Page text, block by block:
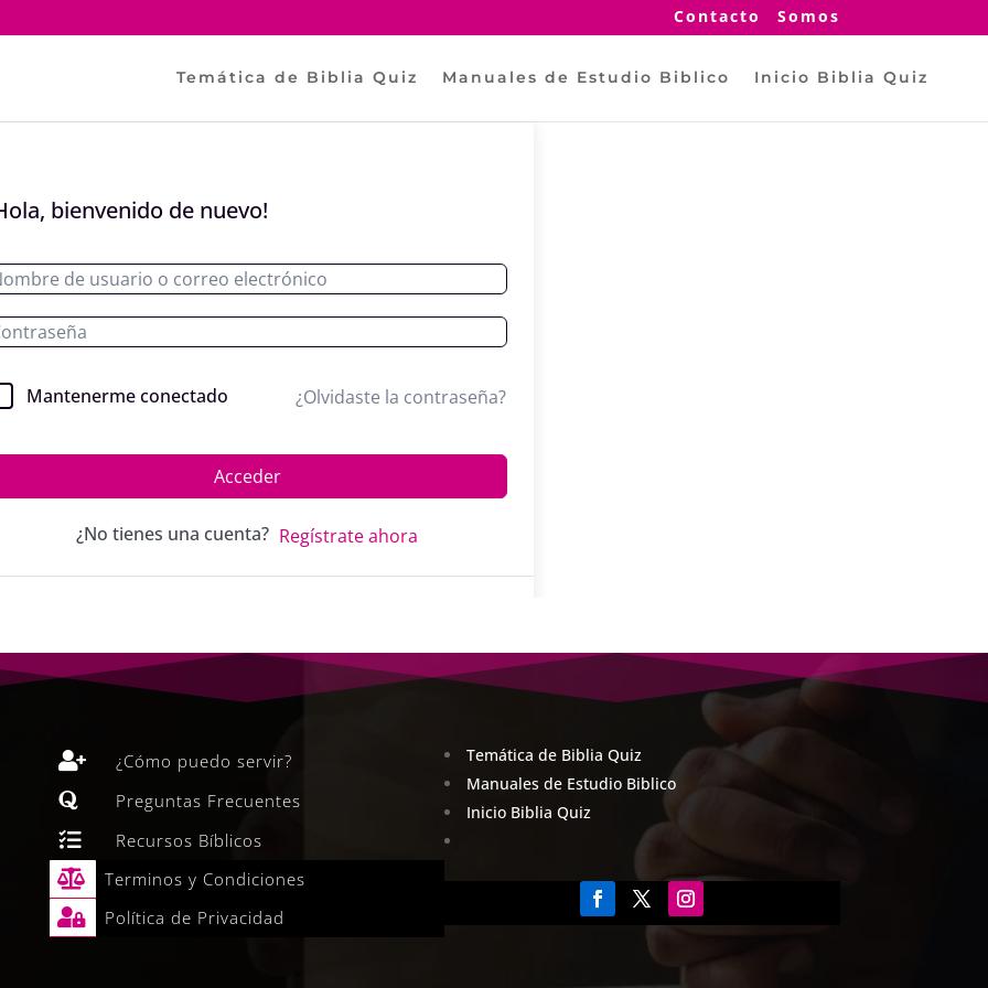
Contacto Somos
Temática de Biblia Quiz Manuales de Estudio Biblico Inicio Biblia Quiz
bienvenido de nuevo!
Mantenerme conectado ¿Olvidaste la contraseña?
Acceder
¿No tienes una cuenta? Regístrate ahora
 ¿Cómo puedo servir?
 Preguntas Frecuentes
 Recursos Bíblicos
 Terminos y Condiciones
 Política de Privacidad
Temática de Biblia Quiz
Manuales de Estudio Biblico
Inicio Biblia Quiz